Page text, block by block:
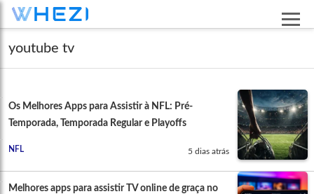
youtube tv
Os Melhores Apps para Assistir à NFL: Pré-
Temporada, Temporada Regular e Playoffs
NFL 5 dias atrás
Melhores apps para assistir TV online de graça no